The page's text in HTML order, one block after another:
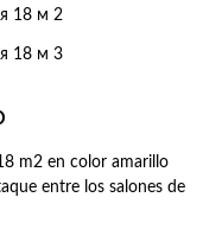
m2 en color amarillo
entre los salones de